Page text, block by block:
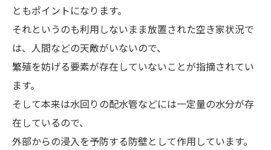
ともポイントになります。
それというのも利用しないまま放置された空き家状況で
は、人間などの天敵がいないので、
繁殖を妨げる要素が存在していないことが指摘されてい
ます。
そして本来は水回りの配水管などには一定量の水分が存
在しているので、
外部からの浸入を予防する防壁として作用しています。